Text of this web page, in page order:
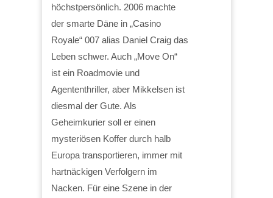
höchstpersönlich. 2006 machte
der smarte Däne in „Casino
Royale“ 007 alias Daniel Craig das
Leben schwer. Auch „Move On“
ist ein Roadmovie und
Agententhriller, aber Mikkelsen ist
diesmal der Gute. Als
Geheimkurier soll er einen
mysteriösen Koffer durch halb
Europa transportieren, immer mit
hartnäckigen Verfolgern im
Nacken. Für eine Szene in der